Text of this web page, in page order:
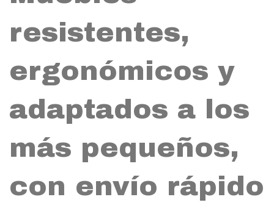
resistentes,
ergonómicos y
adaptados a los
más pequeños,
con envío rápido